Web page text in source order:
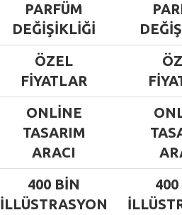
PARFÜM
DEĞIŞIKLIĞI
ÖZEL
FIYATLAR
ONLINE
TASARIM
ARACI
400 BIN
ILLÜSTRASYON